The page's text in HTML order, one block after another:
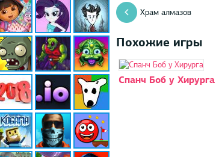
Храм алмазов
Похожие игры
Спанч Боб у Хирурга